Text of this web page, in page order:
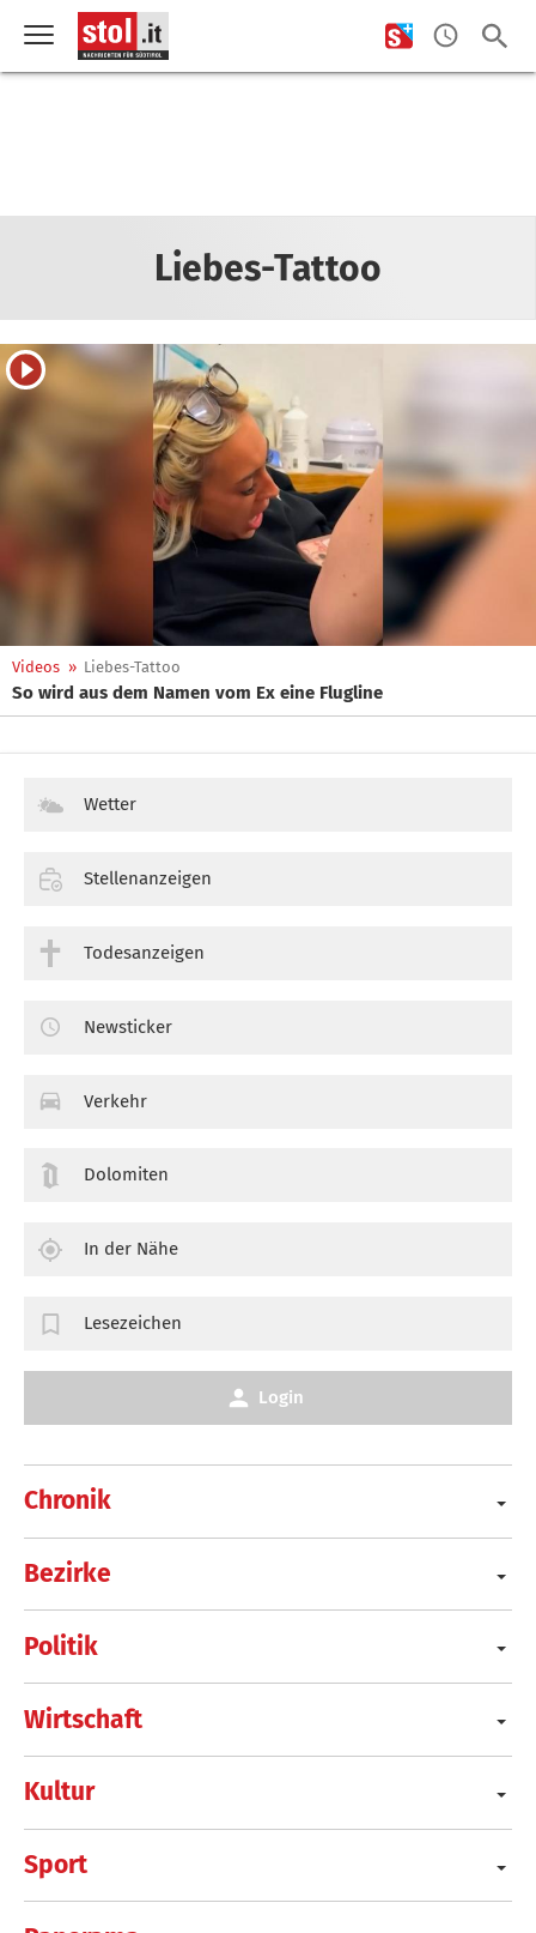
Liebes-Tattoo
Videos » Liebes-Tattoo
So wird aus dem Namen vom Ex eine Flugline
Chronik
Bezirke
Politik
Wirtschaft
Kultur
Sport
Wetter
Stellenanzeigen
Todesanzeigen
Newsticker
Verkehr
Dolomiten
In der Nähe
Lesezeichen
Login